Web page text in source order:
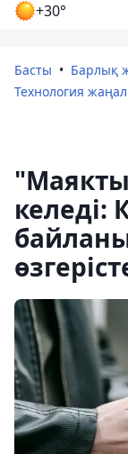
+30°
Басты
Барлық
Технология
келеді: